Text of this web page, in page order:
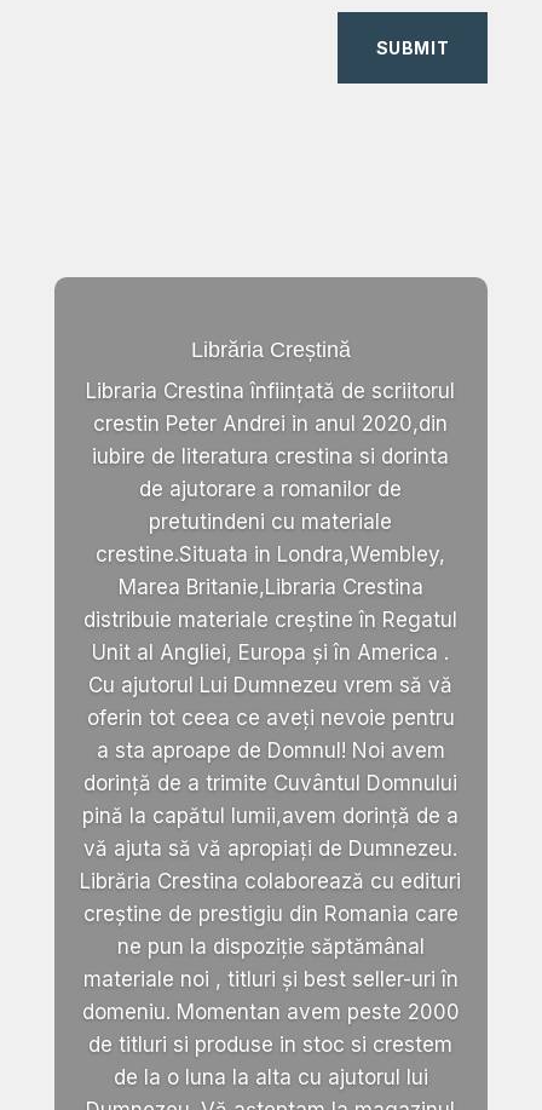
SUBMIT
Librăria Creștină
Libraria Crestina înființată de scriitorul
crestin Peter Andrei in anul 2020,din
iubire de literatura crestina si dorinta
de ajutorare a romanilor de
pretutindeni cu materiale
crestine.Situata in Londra,Wembley,
Marea Britanie,Libraria Crestina
distribuie materiale creștine în Regatul
Unit al Angliei, Europa și în America .
Cu ajutorul Lui Dumnezeu vrem să vă
oferin tot ceea ce aveți nevoie pentru
a sta aproape de Domnul! Noi avem
dorință de a trimite Cuvântul Domnului
pină la capătul lumii,avem dorință de a
vă ajuta să vă apropiați de Dumnezeu.
Librăria Crestina colaborează cu edituri
creștine de prestigiu din Romania care
ne pun la dispoziție săptămânal
materiale noi , titluri și best seller-uri în
domeniu. Momentan avem peste 2000
de titluri si produse in stoc si crestem
de la o luna la alta cu ajutorul lui